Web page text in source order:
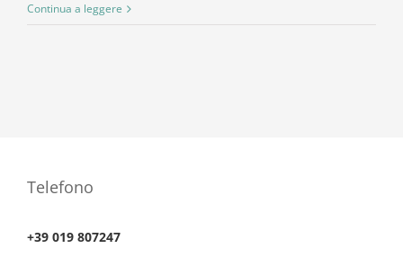
Continua a leggere
Telefono
+39 019 807247